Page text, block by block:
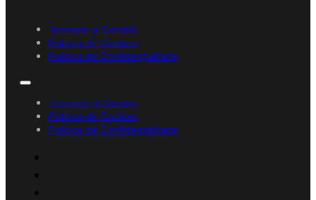
Termene și Condiții
Politica de Cookies
Politica de Confidențialitate
Termene și Condiții
Politica de Cookies
Politica de Confidențialitate